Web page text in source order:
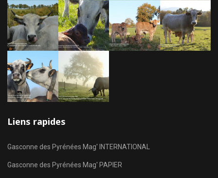
Liens rapides
Gasconne des Pyrénées Mag' INTERNATIONAL
Gasconne des Pyrénées Mag' PAPIER